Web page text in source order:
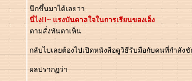
นึกขึ้นมาได้เลยว่า
นี่ไง!!~ แรงบันดาลใจในการเรียนของเอ็ง
ตามสั่งทันตาเห็น
กลับไปเลยต้องไปเปิดหนังสือดูวิธีรับมือกับคนที่กำลังชั
ผลปรากฏว่า